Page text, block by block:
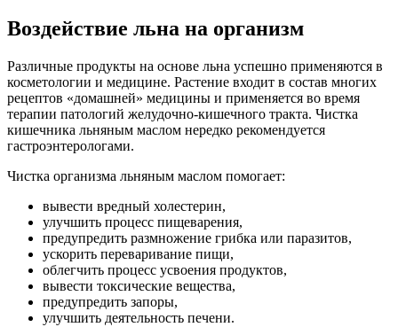
Воздействие льна на организм
Различные продукты на основе льна успешно применяются в
косметологии и медицине. Растение входит в состав многих
рецептов «домашней» медицины и применяется во время
терапии патологий желудочно-кишечного тракта. Чистка
кишечника льняным маслом нередко рекомендуется
гастроэнтерологами.
Чистка организма льняным маслом помогает:
вывести вредный холестерин,
улучшить процесс пищеварения,
предупредить размножение грибка или паразитов,
ускорить переваривание пищи,
облегчить процесс усвоения продуктов,
вывести токсические вещества,
предупредить запоры,
улучшить деятельность печени.